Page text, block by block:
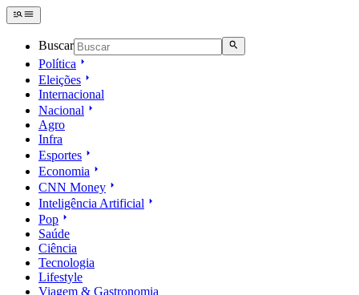
Buscar
Política
Eleições
Internacional
Nacional
Agro
Infra
Esportes
Economia
CNN Money
Inteligência Artificial
Pop
Saúde
Ciência
Tecnologia
Lifestyle
Viagem & Gastronomia